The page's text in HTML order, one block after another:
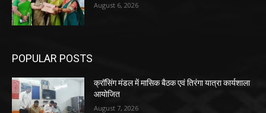
August 6, 2026
POPULAR POSTS
क्रॉसिंग मंडल में मासिक बैठक एवं तिरंगा यात्रा कार्यशाला
आयोजित
August 7, 2026